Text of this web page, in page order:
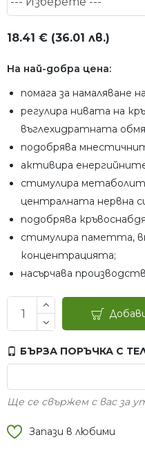
18.41 € (36.01 лв.)
На най-добра цена:
помага за намаляване
регулира нивата на
въглехидратната
подобрява
активира
стимулира
централната нервна
подобрява
стимулира паметта,
концентрацията;
насърчава
БЪРЗА ПОРЪЧКА С
Ще се свържем с вас за
Запази в любими